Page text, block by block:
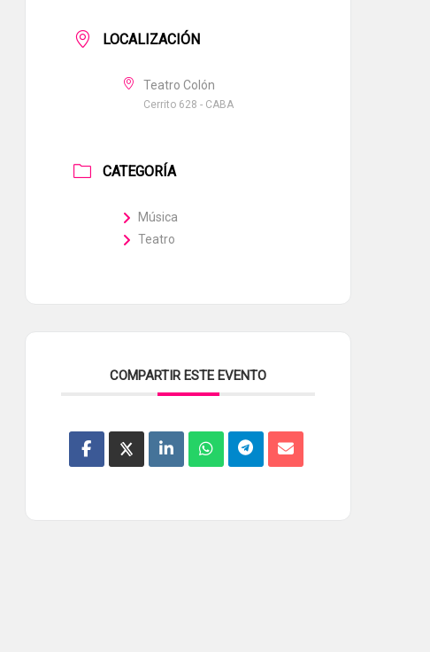
LOCALIZACIÓN
Teatro Colón
Cerrito 628 - CABA
CATEGORÍA
Música
Teatro
COMPARTIR ESTE EVENTO